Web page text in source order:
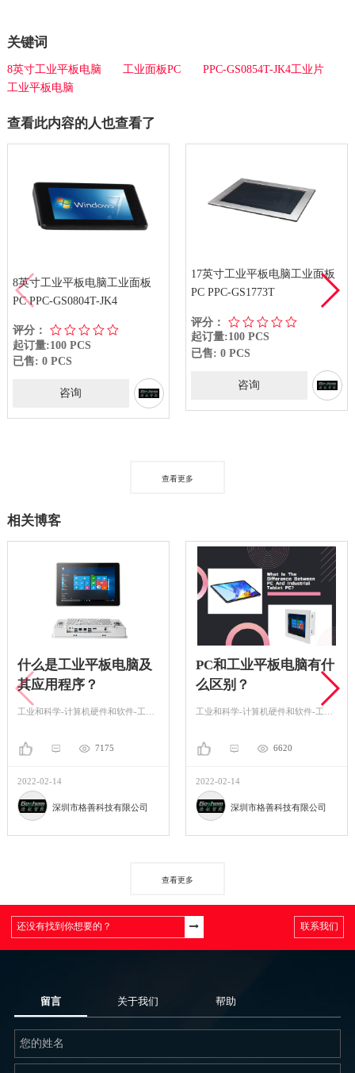
关键词
8英寸工业平板电脑 工业面板PC
PPC-GS0854T-JK4工业片
工业平板电脑
查看此内容的人也查看了
8英寸工业平板电脑工业面板
PC PPC-GS0804T-JK4
评分：
起订量:100 PCS
已售: 0 PCS
咨询
17英寸工业平板电脑工业面板
PC PPC-GS1773T
评分：
起订量:100 PCS
已售: 0 PCS
咨询
查看更多
相关博客
什么是工业平板电脑及
其应用程序？
7175
2022-02-14
深圳市格善科技有限公司
PC和工业平板电脑有什
么区别？
6620
2022-02-14
深圳市格善科技有限公司
查看更多
联系我们
留言 关于我们 帮助